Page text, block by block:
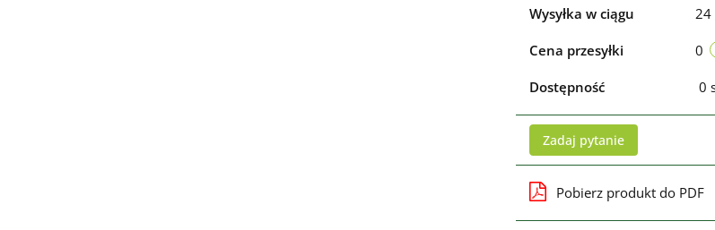
Wysyłka w ciągu 24
Cena przesyłki 0
Dostępność 0
Zadaj pytanie
Pobierz produkt do PDF